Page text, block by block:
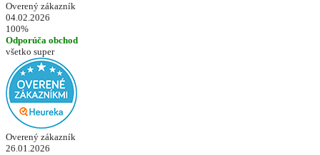
Overený zákazník
04.02.2026
100%
Odporúča obchod
všetko super
Overený zákazník
26.01.2026